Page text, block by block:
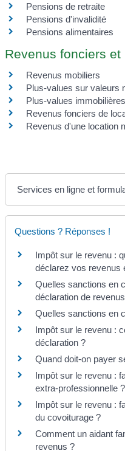
Pensions de retraite
Pensions d'invalidité
Pensions alimentaires
Revenus fonciers et
Revenus mobiliers
Plus-values sur valeurs
Plus-values immobilières
Revenus fonciers de
Revenus d'une location
Services en ligne et
Questions ? Réponses !
Impôt sur le revenu :
déclarez vos revenus
Quelles sanctions en
déclaration de
Quelles sanctions en
Impôt sur le revenu :
déclaration ?
Quand doit-on payer
Impôt sur le revenu :
extra-professionnelle ?
Impôt sur le revenu :
du covoiturage ?
Comment un aidant
revenus ?